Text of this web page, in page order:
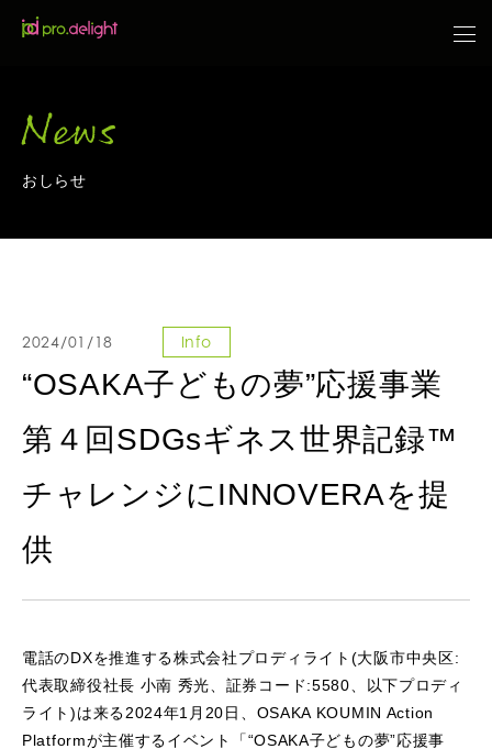
News
おしらせ
2024/01/18 Info
“OSAKA子どもの夢”応援事業
第４回SDGsギネス世界記録™
チャレンジにINNOVERAを提
供
電話のDXを推進する株式会社プロディライト(大阪市中央区:
代表取締役社⻑ 小南 秀光、証券コード:5580、以下プロディ
ライト)は来る2024年1月20日、OSAKA KOUMIN Action
Platformが主催するイベント「“OSAKA子どもの夢”応援事